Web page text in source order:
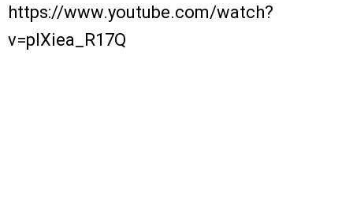
https://www.youtube.com/watch?
v=plXiea_R17Q